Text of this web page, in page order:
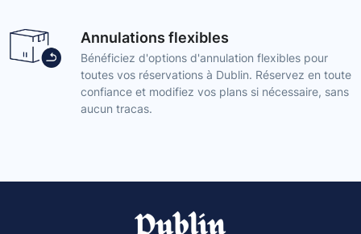
Annulations flexibles
Bénéficiez d'options d'annulation flexibles pour
toutes vos réservations à Dublin. Réservez en toute
confiance et modifiez vos plans si nécessaire, sans
aucun tracas.